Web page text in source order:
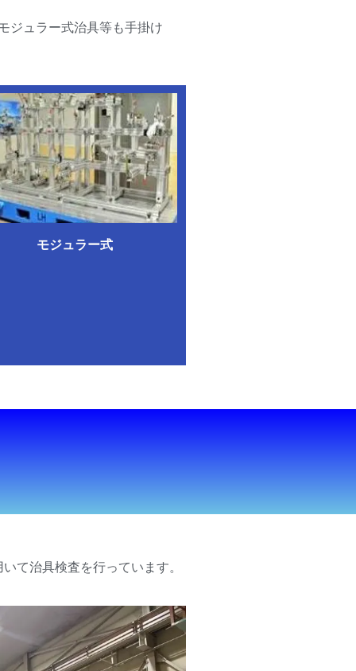
ュラー式治具等も手掛け
モジュラー式
て治具検査を行っています。